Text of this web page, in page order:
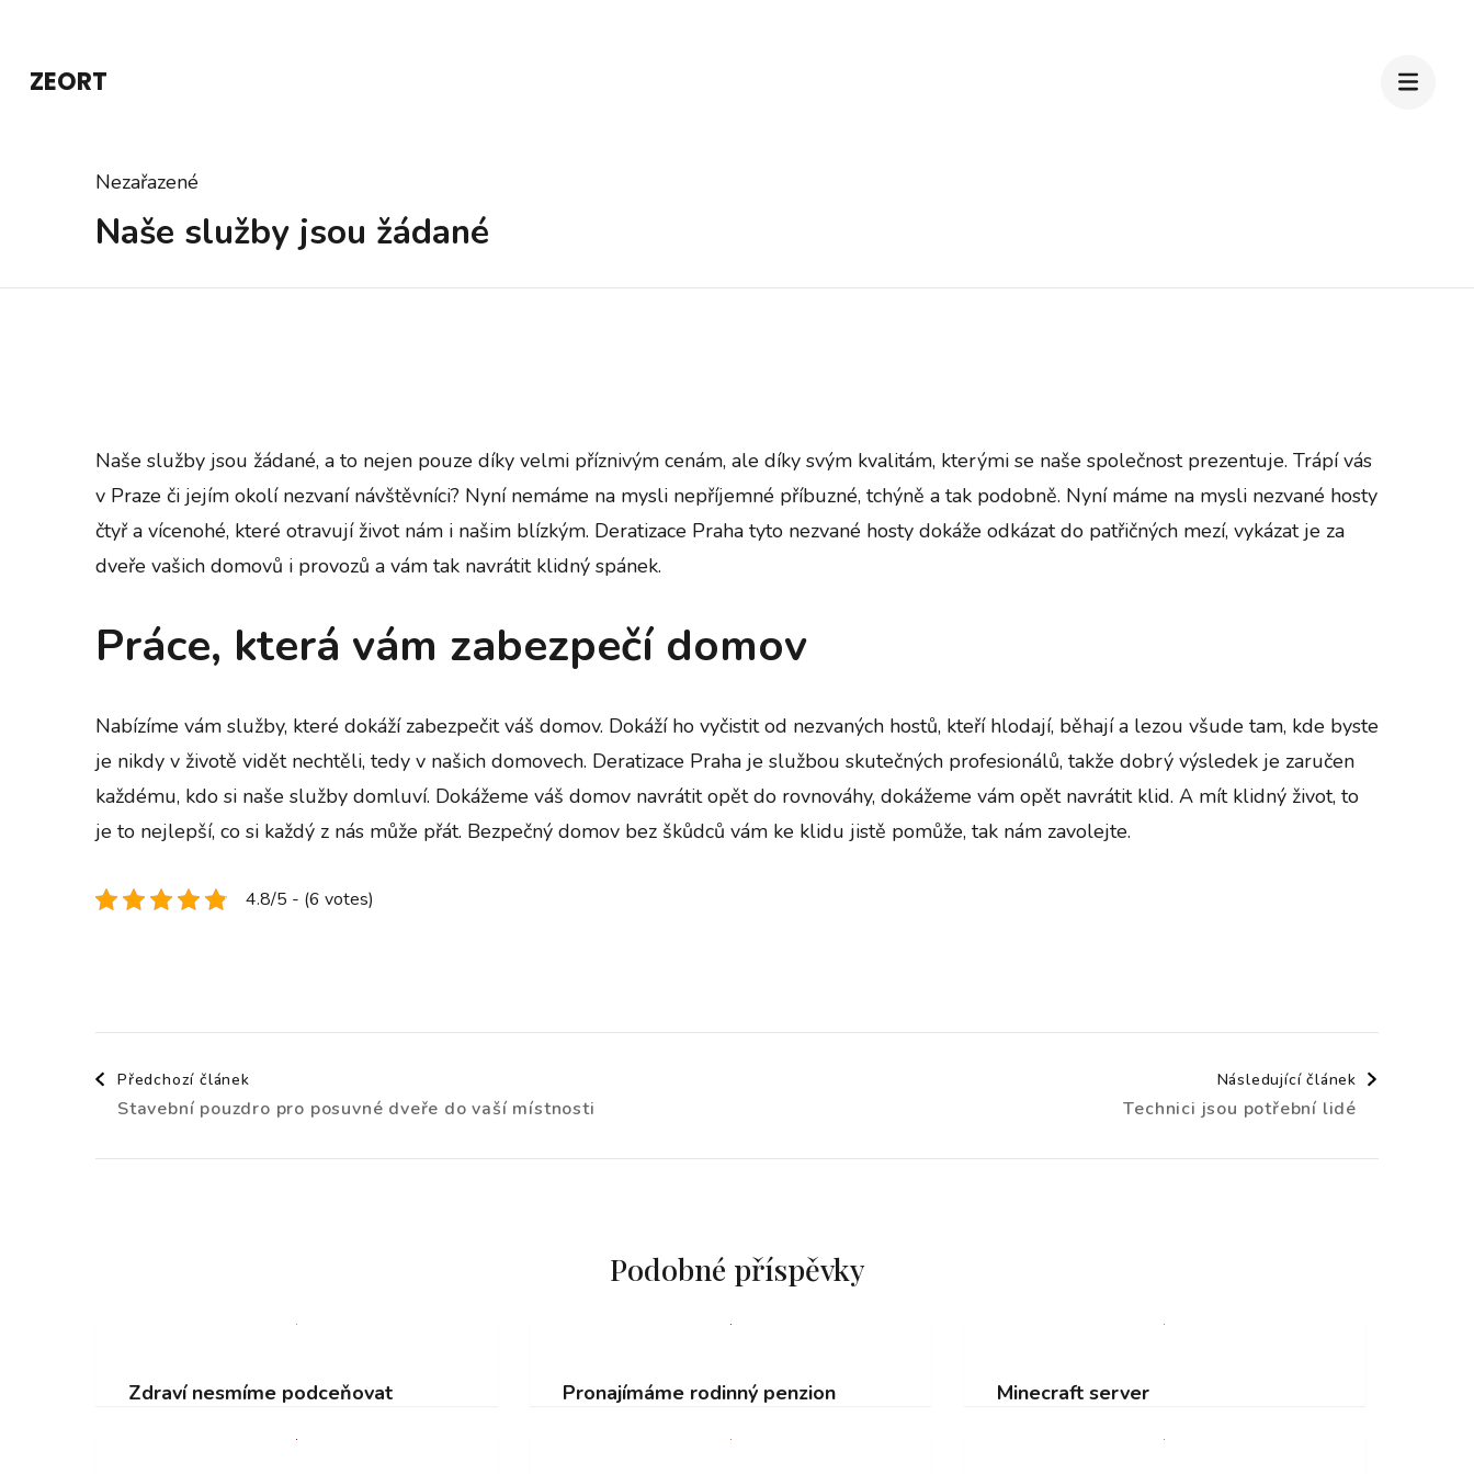
obsahZEORT
Nezařazené
Naše služby jsou žádané
Naše služby jsou žádané, a to nejen pouze díky velmi příznivým cenám, ale díky svým kvalitám, kterými se naše společnost prezentuje. Trápí vás
v Praze či jejím okolí nezvaní návštěvníci? Nyní nemáme na mysli nepříjemné příbuzné, tchýně a tak podobně. Nyní máme na mysli nezvané hosty
čtyř a vícenohé, které otravují život nám i našim blízkým. Deratizace Praha tyto nezvané hosty dokáže odkázat do patřičných mezí, vykázat je za
dveře vašich domovů i provozů a vám tak navrátit klidný spánek.
Práce, která vám zabezpečí domov
Nabízíme vám služby, které dokáží zabezpečit váš domov. Dokáží ho vyčistit od nezvaných hostů, kteří hlodají, běhají a lezou všude tam, kde byste
je nikdy v životě vidět nechtěli, tedy v našich domovech. Deratizace Praha je službou skutečných profesionálů, takže dobrý výsledek je zaručen
každému, kdo si naše služby domluví. Dokážeme váš domov navrátit opět do rovnováhy, dokážeme vám opět navrátit klid. A mít klidný život, to
je to nejlepší, co si každý z nás může přát. Bezpečný domov bez škůdců vám ke klidu jistě pomůže, tak nám zavolejte.
4.8/5 - (6 votes)
Navigace
příspěvku
Předchozí článek
Stavební pouzdro pro posuvné dveře do vaší místnosti
Následující článek
Technici jsou potřební lidé
Podobné příspěvky
Zdraví nesmíme podceňovat Pronajímáme rodinný penzion Minecraft server